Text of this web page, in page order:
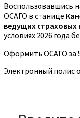
Воспользовавшись
ОСАГО в станице
ведущих страховых
условиях 2026 года
Оформить ОСАГО за
Электронный полис